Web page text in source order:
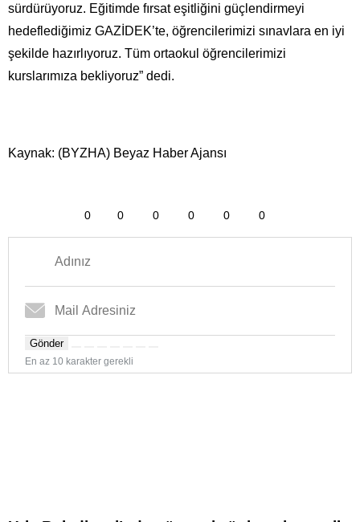
sürdürüyoruz. Eğitimde fırsat eşitliğini güçlendirmeyi
hedeflediğimiz GAZİDEK’te, öğrencilerimizi sınavlara en iyi
şekilde hazırlıyoruz. Tüm ortaokul öğrencilerimizi
kurslarımıza bekliyoruz” dedi.
Kaynak: (BYZHA) Beyaz Haber Ajansı
0 0 0 0 0 0
Gönder
En az 10 karakter gerekli